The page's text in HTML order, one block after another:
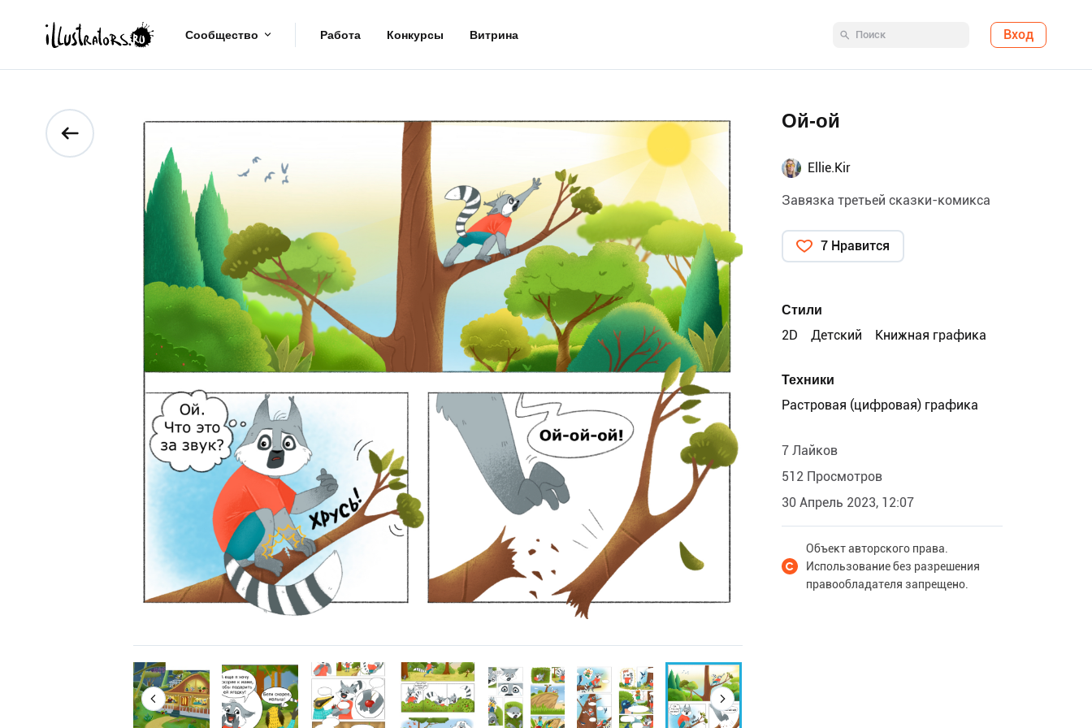
Сообщество Работа Конкурсы Витрина Вход
Ой-ой
Ellie.Kir
Завязка третьей сказки-комикса
7 Нравится
Стили
2D
Детский Книжная графика
Техники
Растровая (цифровая) графика
7 Лайков
512 Просмотров
30 Апрель 2023, 12:07
Объект авторского права.
Использование без разрешения
правообладателя запрещено.